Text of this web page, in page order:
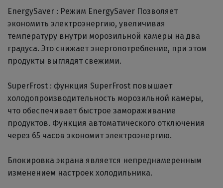
EnergySaver : Режим EnergySaver Позволяет
экономить электроэнергию, увеличивая
температуру внутри морозильной камеры на два
градуса. Это снижает энергопотребление, при этом
продукты выглядят свежими.
SuperFrost : функция SuperFrost повышает
холодопроизводительность морозильной камеры,
что обеспечивает быстрое замораживание
продуктов. Функция автоматического отключения
через 65 часов экономит электроэнергию.
Блокировка экрана является непреднамеренным
изменением настроек холодильника.